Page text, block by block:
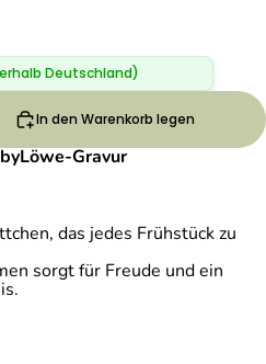
Deutschland)
In den Warenkorb legen
Gravur
das jedes Frühstück zu
sorgt für Freude und ein